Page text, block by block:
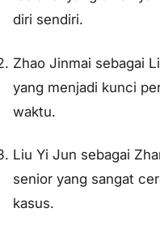
diri sendiri.
Zhao Jinmai sebagai
yang menjadi kunci
waktu.
Liu Yi Jun sebagai
senior yang sangat
kasus.